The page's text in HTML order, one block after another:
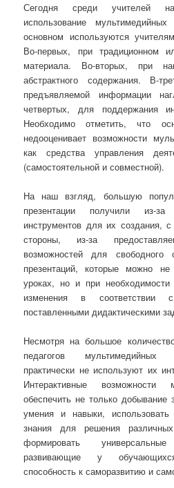
Сегодня среди учителей
использование
основном используются
Во-первых, при традиционном
материала. Во-вторых, при
абстрактного содержания. В-
предъявляемой информации
четвертых, для поддержания
Необходимо отметить, что
недооценивает возможности
как средства управления
(самостоятельной и совместной).
На наш взгляд, большую
презентации получили из-
инструментов для их создания,
стороны, из-за
возможностей для свободного
презентаций, которые можно
уроках, но и при необходимости
изменения в
поставленными дидактическими
Несмотря на большое
педагогов мультимедийных
практически не используют их
Интерактивные возможности
обеспечить не только
умения и навыки,
знания для решения
формировать
развивающие у
способность к саморазвитию и